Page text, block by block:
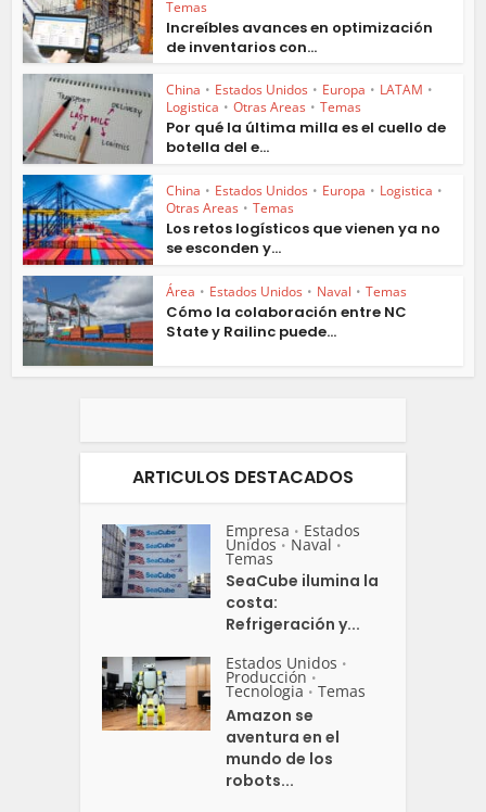
Temas
Increíbles avances en optimización
de inventarios con...
China • Estados Unidos • Europa • LATAM •
Logistica • Otras Areas • Temas
Por qué la última milla es el cuello de
botella del e...
China • Estados Unidos • Europa • Logistica •
Otras Areas • Temas
Los retos logísticos que vienen ya no
se esconden y...
Área • Estados Unidos • Naval • Temas
Cómo la colaboración entre NC
State y Railinc puede...
ARTICULOS DESTACADOS
Empresa • Estados
Unidos • Naval •
Temas
SeaCube ilumina la
costa:
Refrigeración y...
Estados Unidos •
Producción •
Tecnologia • Temas
Amazon se
aventura en el
mundo de los
robots...